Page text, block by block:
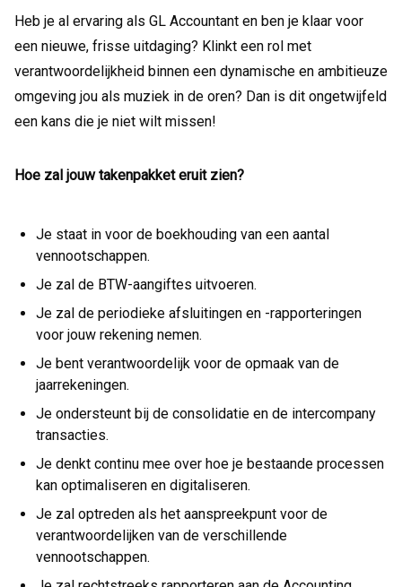
Heb je al ervaring als GL Accountant en ben je klaar voor
een nieuwe, frisse uitdaging? Klinkt een rol met
verantwoordelijkheid binnen een dynamische en ambitieuze
omgeving jou als muziek in de oren? Dan is dit ongetwijfeld
een kans die je niet wilt missen!
Hoe zal jouw takenpakket eruit zien?
Je staat in voor de boekhouding van een aantal
vennootschappen.
Je zal de BTW-aangiftes uitvoeren.
Je zal de periodieke afsluitingen en -rapporteringen
voor jouw rekening nemen.
Je bent verantwoordelijk voor de opmaak van de
jaarrekeningen.
Je ondersteunt bij de consolidatie en de intercompany
transacties.
Je denkt continu mee over hoe je bestaande processen
kan optimaliseren en digitaliseren.
Je zal optreden als het aanspreekpunt voor de
verantwoordelijken van de verschillende
vennootschappen.